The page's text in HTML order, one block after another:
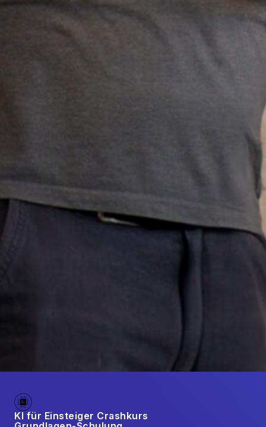
KI für Einsteiger Crashkurs